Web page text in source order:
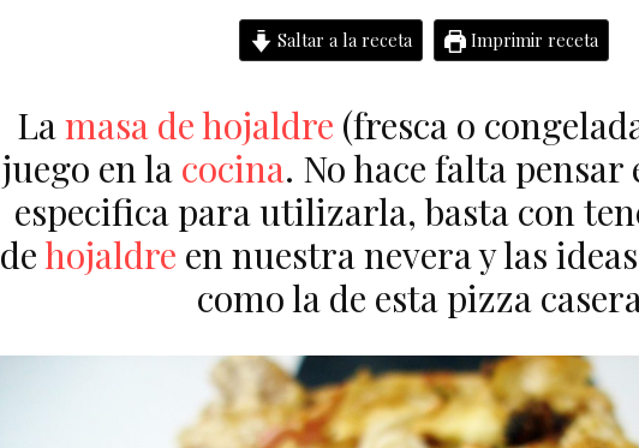
Saltar a la receta Imprimir receta
Lamasa de hojaldre (fresca o
juego en la cocina. No hace falta pensar
especifica para utilizarla, basta con
dehojaldre en nuestra nevera y las
como la de esta pizza